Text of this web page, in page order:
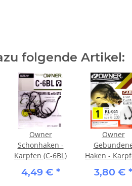
folgende Artikel:
Owner
Schonhaken -
Karpfen (C-6BL)
4,49 € *
Owner
Haken -
044)
3,80 € *